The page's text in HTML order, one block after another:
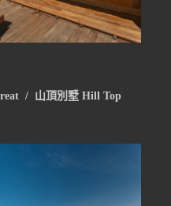
/ 山頂別墅 Hill Top